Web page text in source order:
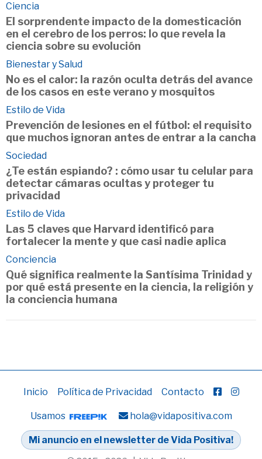
Ciencia
El sorprendente impacto de la domesticación
en el cerebro de los perros: lo que revela la
ciencia sobre su evolución
Bienestar y Salud
No es el calor: la razón oculta detrás del avance
de los casos en este verano y mosquitos
Estilo de Vida
Prevención de lesiones en el fútbol: el requisito
que muchos ignoran antes de entrar a la cancha
Sociedad
¿Te están espiando? : cómo usar tu celular para
detectar cámaras ocultas y proteger tu
privacidad
Estilo de Vida
Las 5 claves que Harvard identificó para
fortalecer la mente y que casi nadie aplica
Conciencia
Qué significa realmente la Santísima Trinidad y
por qué está presente en la ciencia, la religión y
la conciencia humana
Inicio Política de Privacidad Contacto
Usamos hola@vidapositiva.com
Mi anuncio en el newsletter de Vida Positiva!